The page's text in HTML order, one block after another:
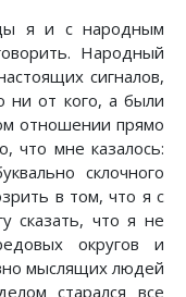
я и с народным
Народный
сигналов,
ни от кого, а были
отношении прямо
что мне казалось:
склочного
в том, что я с
сказать, что я не
округов и
мыслящих людей
старался все